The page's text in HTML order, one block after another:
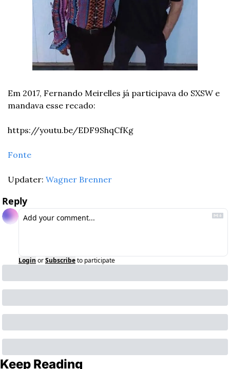
Em 2017, Fernando Meirelles já participava do SXSW e
mandava esse recado:
https://youtu.be/EDF9ShqCfKg
Fonte
Updater: Wagner Brenner
Reply
Login orSubscribeto participate
Keep Reading